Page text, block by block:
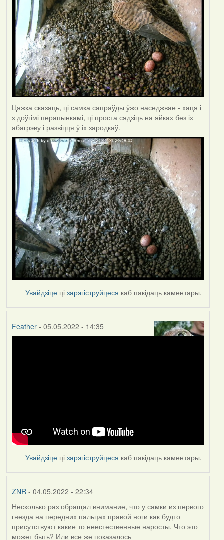
Цяжка сказаць, ці самка сапраўды ўжо наседжвае - хаця і
з доўгімі перапынкамі, ці проста сядзіць на яйках без іх
абагрэву і развіцця ў іх зародкаў.
Увайдзіце цізарэгіструйцеся каб пакідаць каментары.
Feather- 05.05.2022 - 14:35
Увайдзіце цізарэгіструйцеся каб пакідаць каментары.
ZNR - 04.05.2022 - 22:34
Несколько раз обращал внимание, что у самки из первого
гнезда на передних пальцах правой ноги как будто
присутствуют какие то неестественные наросты. Что это
может быть? Или все же показалось